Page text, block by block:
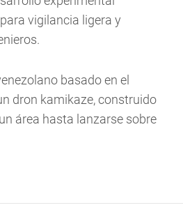
vigilancia ligera y
basado en el
dron kamikaze, construido
área hasta lanzarse sobre